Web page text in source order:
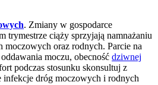
. Zmiany w gospodarce
trymestrze ciąży sprzyjają namnażaniu
moczowych oraz rodnych. Parcie na
moczu, obecność dziwnej
podczas stosunku skonsultuj z
infekcje dróg moczowych i rodnych